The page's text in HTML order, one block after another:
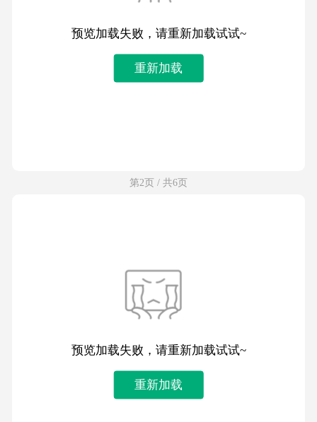
预览加载失败，请重新加载试试~
重新加载
第2页 / 共6页
预览加载失败，请重新加载试试~
重新加载